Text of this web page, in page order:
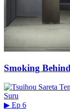
Smoking
▶ Ep 6